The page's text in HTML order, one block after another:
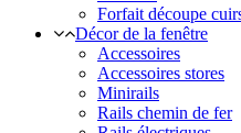
Forfait découpe
Décor de la fenêtre
Accessoires
Accessoires stores
Minirails
Rails chemin de fer